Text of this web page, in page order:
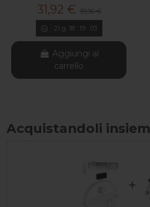
31,92 € 39,90 €
21 g. 18 19 :03
Aggiungi al
carrello
Acquistandoli
+